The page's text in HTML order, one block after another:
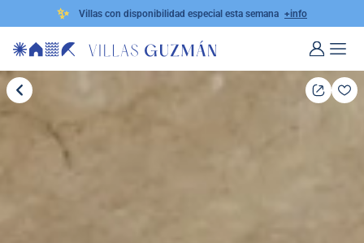
✨ Villas con disponibilidad especial esta semana +info